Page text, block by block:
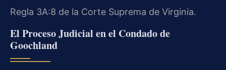
Regla 3A:8 de la Corte Suprema de Virginia.
El Proceso Judicial en el Condado de
Goochland